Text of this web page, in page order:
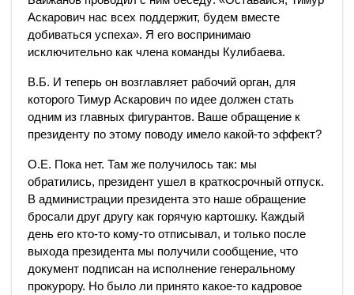
Аскарович нас всех поддержит, будем вместе
добиваться успеха». Я его воспринимаю
исключительно как члена команды Кулибаева.
В.Б. И теперь он возглавляет рабочий орган, для
которого Тимур Аскарович по идее должен стать
одним из главных фигурантов. Ваше обращение к
президенту по этому поводу имело какой-то эффект?
О.Е. Пока нет. Там же получилось так: мы
обратились, президент ушел в краткосрочный отпуск.
В администрации президента это наше обращение
бросали друг другу как горячую картошку. Каждый
день его кто-то кому-то отписывал, и только после
выхода президента мы получили сообщение, что
документ подписан на исполнение генеральному
прокурору. Но было ли принято какое-то кадровое